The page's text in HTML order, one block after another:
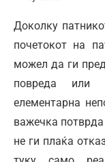
Доколку
почетокот на
можел да ги
повреда или
елементарна
важечка потврда
не ги плаќа